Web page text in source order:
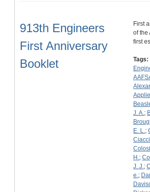
913th Engineers
First Anniversary
Booklet
First
of the
first
Tags:
J. A.;
E. L.;
H.;
J. J.;
e.;